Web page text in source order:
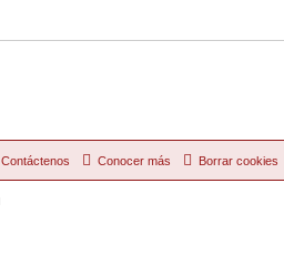
Borrar cookies
Conocer más
Contáctenos